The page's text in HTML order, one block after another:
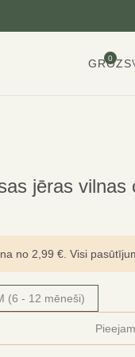
0
GROZS
jēras
no 2,99 €. Visi
(6 - 12 mēneši)